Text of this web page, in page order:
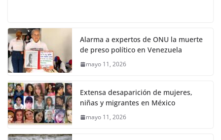
Alarma a expertos de ONU la muerte
de preso político en Venezuela
mayo 11, 2026
Extensa desaparición de mujeres,
niñas y migrantes en México
mayo 11, 2026